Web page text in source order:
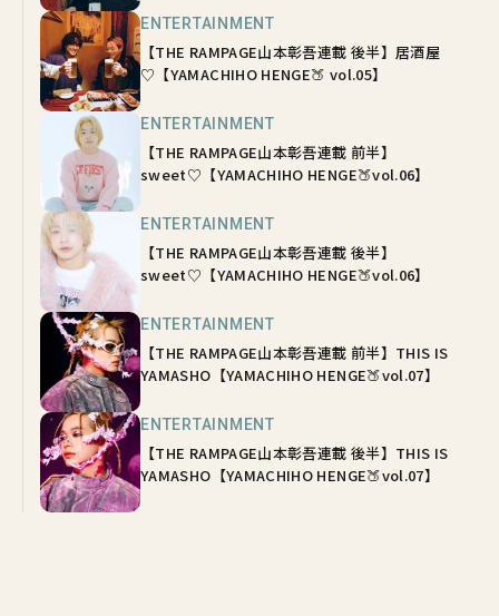
ENTERTAINMENT
【THE RAMPAGE山本彰吾連載 後半】居酒屋
♡【YAMACHIHO HENGE🍑 vol.05】
ENTERTAINMENT
【THE RAMPAGE山本彰吾連載 前半】
sweet♡【YAMACHIHO HENGE🍑vol.06】
ENTERTAINMENT
【THE RAMPAGE山本彰吾連載 後半】
sweet♡【YAMACHIHO HENGE🍑vol.06】
ENTERTAINMENT
【THE RAMPAGE山本彰吾連載 前半】THIS IS
YAMASHO【YAMACHIHO HENGE🍑vol.07】
ENTERTAINMENT
【THE RAMPAGE山本彰吾連載 後半】THIS IS
YAMASHO【YAMACHIHO HENGE🍑vol.07】